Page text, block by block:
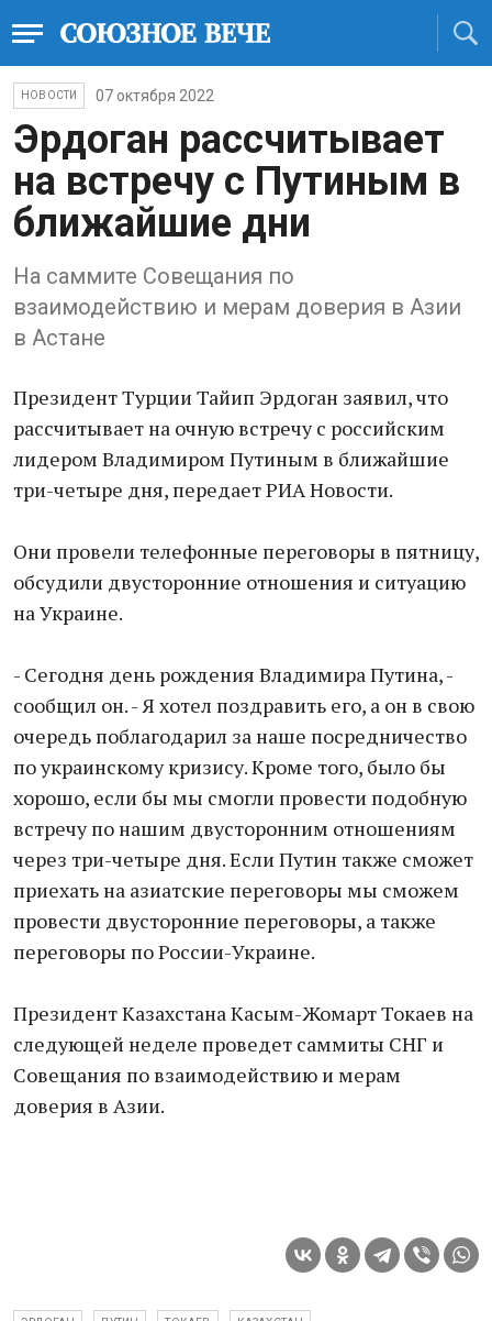
НОВОСТИ 07 октября 2022
Эрдоган рассчитывает
на встречу с Путиным в
ближайшие дни
На саммите Совещания по
взаимодействию и мерам доверия в Азии
в Астане
Президент Турции Тайип Эрдоган заявил, что
рассчитывает на очную встречу с российским
лидером Владимиром Путиным в ближайшие
три-четыре дня, передает РИА Новости.
Они провели телефонные переговоры в пятницу,
обсудили двусторонние отношения и ситуацию
на Украине.
- Сегодня день рождения Владимира Путина, -
сообщил он. - Я хотел поздравить его, а он в свою
очередь поблагодарил за наше посредничество
по украинскому кризису. Кроме того, было бы
хорошо, если бы мы смогли провести подобную
встречу по нашим двусторонним отношениям
через три-четыре дня. Если Путин также сможет
приехать на азиатские переговоры мы сможем
провести двусторонние переговоры, а также
переговоры по России-Украине.
Президент Казахстана Касым-Жомарт Токаев на
следующей неделе проведет саммиты СНГ и
Совещания по взаимодействию и мерам
доверия в Азии.